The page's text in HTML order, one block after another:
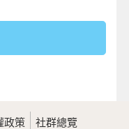
政策 社群總覽